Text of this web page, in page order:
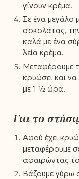
γίνουν κρέμα.
Σε ένα μεγάλο
σοκολάτας,
καλά με ένα
λεία κρέμα.
Μεταφέρουμε
κρυώσει και
με 1 ½ ώρα.
Για το
Αφού έχει
μεταφέρουμε
αφαιρώντας το
Βάζουμε γύρω